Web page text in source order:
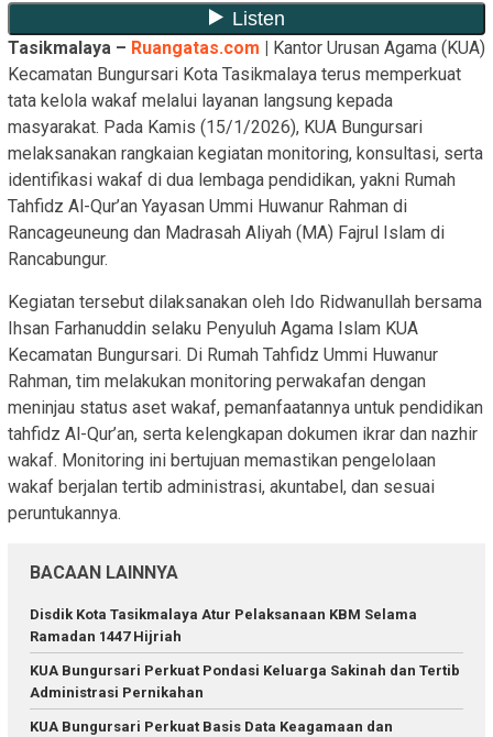
Tasikmalaya – Ruangatas.com | Kantor Urusan Agama (KUA)
Kecamatan Bungursari Kota Tasikmalaya terus memperkuat
tata kelola wakaf melalui layanan langsung kepada
masyarakat. Pada Kamis (15/1/2026), KUA Bungursari
melaksanakan rangkaian kegiatan monitoring, konsultasi, serta
identifikasi wakaf di dua lembaga pendidikan, yakni Rumah
Tahfidz Al-Qur’an Yayasan Ummi Huwanur Rahman di
Rancageuneung dan Madrasah Aliyah (MA) Fajrul Islam di
Rancabungur.
Kegiatan tersebut dilaksanakan oleh Ido Ridwanullah bersama
Ihsan Farhanuddin selaku Penyuluh Agama Islam KUA
Kecamatan Bungursari. Di Rumah Tahfidz Ummi Huwanur
Rahman, tim melakukan monitoring perwakafan dengan
meninjau status aset wakaf, pemanfaatannya untuk pendidikan
tahfidz Al-Qur’an, serta kelengkapan dokumen ikrar dan nazhir
wakaf. Monitoring ini bertujuan memastikan pengelolaan
wakaf berjalan tertib administrasi, akuntabel, dan sesuai
peruntukannya.
BACAAN LAINNYA
Disdik Kota Tasikmalaya Atur Pelaksanaan KBM Selama
Ramadan 1447 Hijriah
KUA Bungursari Perkuat Pondasi Keluarga Sakinah dan Tertib
Administrasi Pernikahan
KUA Bungursari Perkuat Basis Data Keagamaan dan